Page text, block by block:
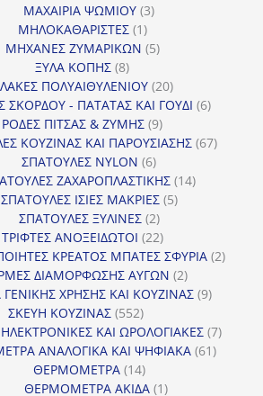
προϊόν
ΜΑΧΑΙΡΙΑ ΨΩΜΙΟΥ 33
ΜΗΛΟΚΑΘΑΡΙΣΤΕΣ 11
προϊόν
ΜΗΧΑΝΕΣ ΖΥΜΑΡΙΚΩΝ 55
ΞΥΛΑ ΚΟΠΗΣ 88
προϊόντα
ΠΟΛΥΑΙΘΥΛΕΝΙΟΥ 2020
προϊόντα
ΣΚΟΡΔΟΥ - ΠΑΤΑΤΑΣ ΚΑΙ ΓΟΥΔΙ 66
ΡΟΔΕΣ ΠΙΤΣΑΣ & ΖΥΜΗΣ 99
προϊόντα
ΚΟΥΖΙΝΑΣ ΚΑΙ ΠΑΡΟΥΣΙΑΣΗΣ 6767
ΣΠΑΤΟΥΛΕΣ NYLON 66
προϊόντα
ΖΑΧΑΡΟΠΛΑΣΤΙΚΗΣ 1414
ΣΠΑΤΟΥΛΕΣ ΙΣΙΕΣ ΜΑΚΡΙΕΣ 55
ΣΠΑΤΟΥΛΕΣ ΞΥΛΙΝΕΣ 22
προϊόντα
ΤΡΙΦΤΕΣ ΑΝΟΞΕΙΔΩΤΟΙ 2222
προϊόντα
ΚΡΕΑΤΟΣ ΜΠΑΤΕΣ ΣΦΥΡΙΑ 22
ΔΙΑΜΟΡΦΩΣΗΣ ΑΥΓΩΝ 22
προϊόντα
ΓΕΝΙΚΗΣ ΧΡΗΣΗΣ ΚΑΙ ΚΟΥΖΙΝΑΣ 99
ΣΚΕΥΗ ΚΟΥΖΙΝΑΣ 552552
προϊόντα
ΗΛΕΚΤΡΟΝΙΚΕΣ ΚΑΙ ΩΡΟΛΟΓΙΑΚΕΣ 77
ΑΝΑΛΟΓΙΚΑ ΚΑΙ ΨΗΦΙΑΚΑ 6161
ΘΕΡΜΟΜΕΤΡΑ 1414
προϊόντα
ΘΕΡΜΟΜΕΤΡΑ ΑΚΙΔΑ 11